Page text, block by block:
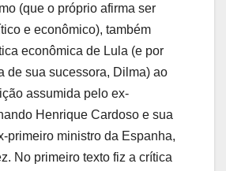
(que o próprio afirma ser
e econômico), também
econômica de Lula (e por
de sua sucessora, Dilma) ao
assumida pelo ex-
Henrique Cardoso e sua
primeiro ministro da Espanha,
No primeiro texto fiz a crítica